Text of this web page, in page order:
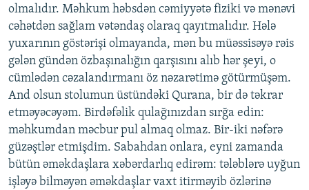
olmalıdır. Məhkum həbsdən cəmiyyətə fiziki və mənəvi
cəhətdən sağlam vətəndaş olaraq qayıtmalıdır. Hələ
yuxarının göstərişi olmayanda, mən bu müəssisəyə rəis
gələn gündən özbaşınalığın qarşısını alıb hər şeyi, o
cümlədən cəzalandırmanı öz nəzarətimə götürmüşəm.
And olsun stolumun üstündəki Qurana, bir də təkrar
etməyəcəyəm. Birdəfəlik qulağınızdan sırğa edin:
məhkumdan məcbur pul almaq olmaz. Bir-iki nəfərə
güzəştlər etmişdim. Sabahdan onlara, eyni zamanda
bütün əməkdaşlara xəbərdarlıq edirəm: tələblərə uyğun
işləyə bilməyən əməkdaşlar vaxt itirməyib özlərinə